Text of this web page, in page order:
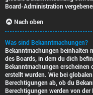
Board-Administration
Nach oben
Was sind Bekanntmachungen?
Bekanntmachungen beinhalten
des Boards, in dem du dich
Bekanntmachungen erscheinen
erstellt wurden. Wie bei
Berechtigungen ab, ob du
Berechtigungen werden von